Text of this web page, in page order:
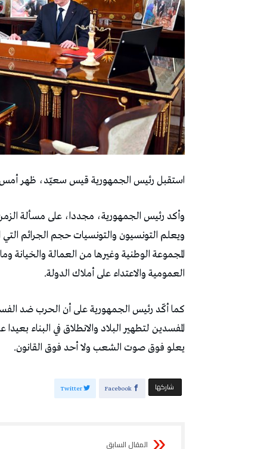
استقبل رئيس الجمهورية قيس سعيّد، ظهر أمس
وأكد رئيس الجمهورية، مجددا، على مسألة
ويعلم التونسيون والتونسيات حجم الجرائم
المجموعة الوطنية وغيرها من العمالة
العمومية والاعتداء على أملاك الدولة.
كما أكّد رئيس الجمهورية على أن الحرب ضد
المفسدين لتطهير البلاد والانطلاق في البناء
يعلو فوق صوت الشعب ولا أحد فوق القانون.
‫‫ شاركها‬ Facebook
Twitter